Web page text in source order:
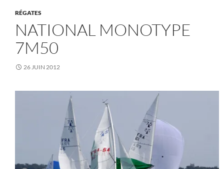
RÉGATES
NATIONAL MONOTYPE
7M50
26 JUIN 2012